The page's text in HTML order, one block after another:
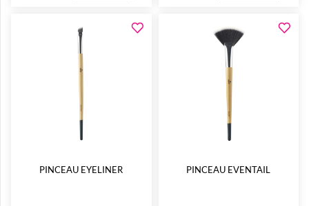
PINCEAU EYELINER PINCEAU EVENTAIL